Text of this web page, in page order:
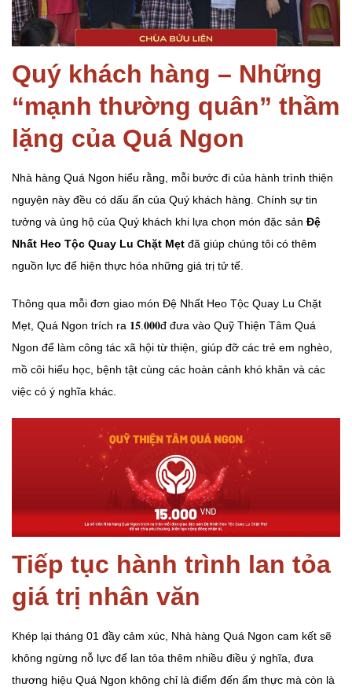
Quý khách hàng – Những
“mạnh thường quân” thầm
lặng của Quá Ngon
Nhà hàng Quá Ngon hiểu rằng, mỗi bước đi của hành trình thiện
nguyện này đều có dấu ấn của Quý khách hàng. Chính sự tin
tưởng và ủng hộ của Quý khách khi lựa chọn món đặc sản Đệ
Nhất Heo Tộc Quay Lu Chặt Mẹt đã giúp chúng tôi có thêm
nguồn lực để hiện thực hóa những giá trị tử tế.
Thông qua mỗi đơn giao món Đệ Nhất Heo Tộc Quay Lu Chặt
Mẹt, Quá Ngon trích ra 𝟏𝟓.𝟎𝟎𝟎đ đưa vào Quỹ Thiện Tâm Quá
Ngon để làm công tác xã hội từ thiện, giúp đỡ các trẻ em nghèo,
mồ côi hiếu học, bệnh tật cùng các hoàn cảnh khó khăn và các
việc có ý nghĩa khác.
Tiếp tục hành trình lan tỏa
giá trị nhân văn
Khép lại tháng 01 đầy cảm xúc, Nhà hàng Quá Ngon cam kết sẽ
không ngừng nỗ lực để lan tỏa thêm nhiều điều ý nghĩa, đưa
thương hiệu Quá Ngon không chỉ là điểm đến ẩm thực mà còn là